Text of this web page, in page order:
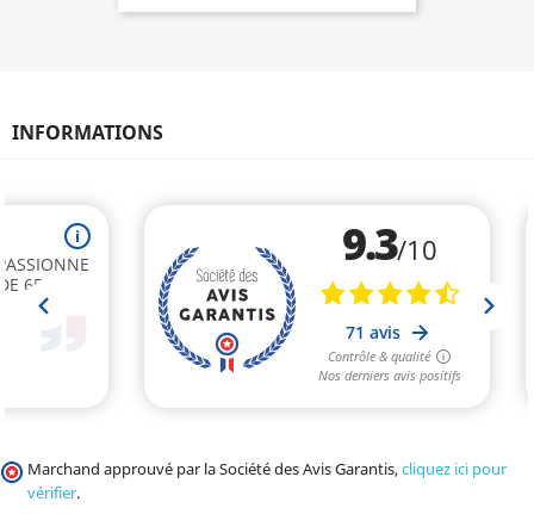
INFORMATIONS
Marchand approuvé par la Société des Avis Garantis,cliquez ici pour
vérifier.